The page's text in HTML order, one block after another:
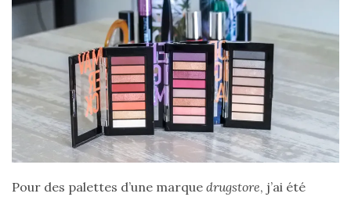
Les
sacs
tendances
printemps
été
:
ma
Pour des palettes d’une marque drugstore, j’ai été